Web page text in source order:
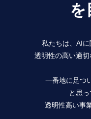
を
私たちは、AIに
透明性の高い適切
一番地に足つ
と思っ
透明性高い事